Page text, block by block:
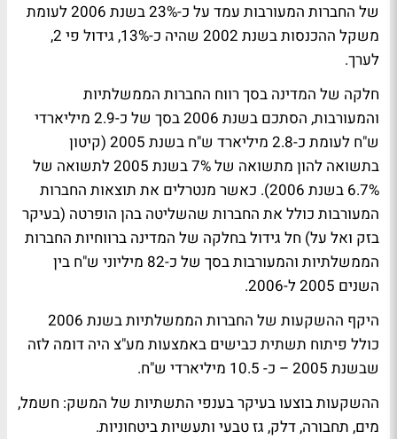
של החברות המעורבות עמד על כ-23% בשנת 2006 לעומת
משקל ההכנסות בשנת 2002 שהיה כ-13%, גידול פי 2,
לערך.
חלקה של המדינה בסך רווח החברות הממשלתיות
והמעורבות, הסתכם בשנת 2006 בסך של כ-2.9 מיליארדי
ש"ח לעומת כ-2.8 מיליארד ש"ח בשנת 2005 (קיטון
בתשואה להון מתשואה של 7% בשנת 2005 לתשואה של
6.7% בשנת 2006). כאשר מנטרלים את תוצאות החברות
המעורבות כולל את החברות שהשליטה בהן הופרטה (בעיקר
בזק ואל על) חל גידול בחלקה של המדינה ברווחיות החברות
הממשלתיות והמעורבות בסך של כ-82 מיליוני ש"ח בין
השנים 2005 ל-2006.
היקף ההשקעות של החברות הממשלתיות בשנת 2006
כולל פיתוח תשתית כבישים באמצעות מע"צ היה דומה לזה
שבשנת 2005 – כ- 10.5 מיליארדי ש"ח.
ההשקעות בוצעו בעיקר בענפי התשתיות של המשק: חשמל,
מים, תחבורה, דלק, גז טבעי ותעשיות ביטחוניות.